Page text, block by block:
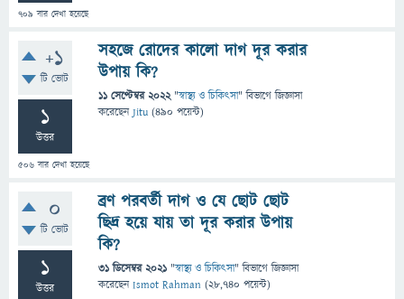
709 বার দেখা হয়েছে
+1
টি ভোট
1
উত্তর
506 বার দেখা হয়েছে
সহজে রোদের কালো দাগ দূর করার
উপায় কি?
11 সেপ্টেম্বর 2022 "স্বাস্থ্য ও চিকিৎসা" বিভাগে জিজ্ঞাসা
করেছেনJitu (490 পয়েন্ট)
0
টি ভোট
1
উত্তর
ব্রণ পরবর্তী দাগ ও যে ছোট ছোট
ছিদ্র হয়ে যায় তা দূর করার উপায়
কি?
31 ডিসেম্বর 2021 "স্বাস্থ্য ও চিকিৎসা" বিভাগে জিজ্ঞাসা
করেছেনIsmot Rahman (28,740 পয়েন্ট)